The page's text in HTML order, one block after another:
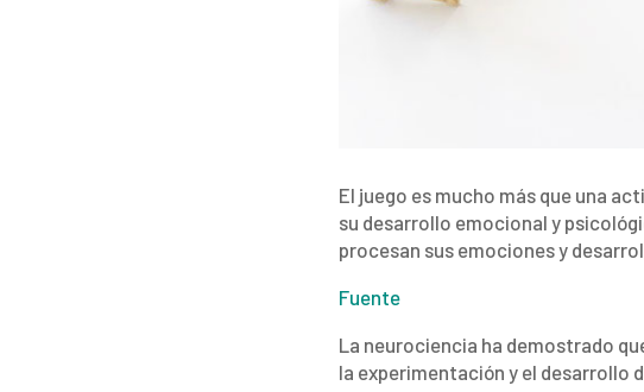
El juego es mucho más que una
su desarrollo emocional y
procesan sus emociones y
Fuente
La neurociencia ha demostrado
la experimentación y el desarrollo